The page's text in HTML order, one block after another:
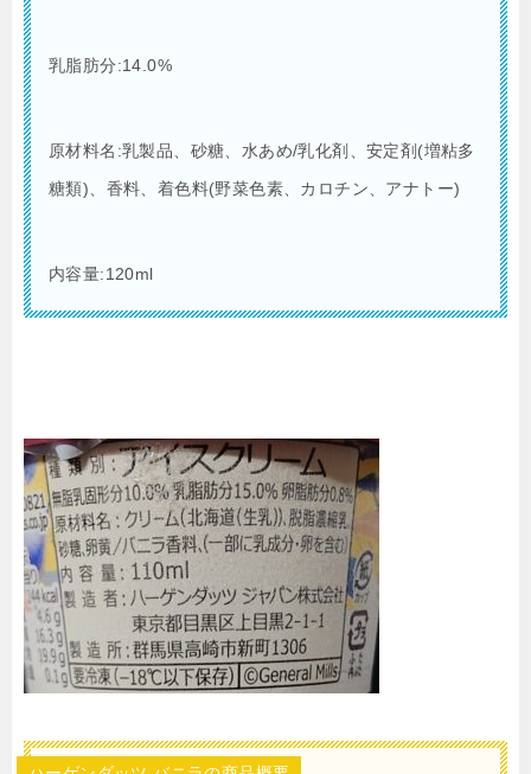
乳脂肪分:14.0%
原材料名:乳製品、砂糖、水あめ/乳化剤、安定剤(増粘多
糖類)、香料、着色料(野菜色素、カロチン、アナトー)
内容量:120ml